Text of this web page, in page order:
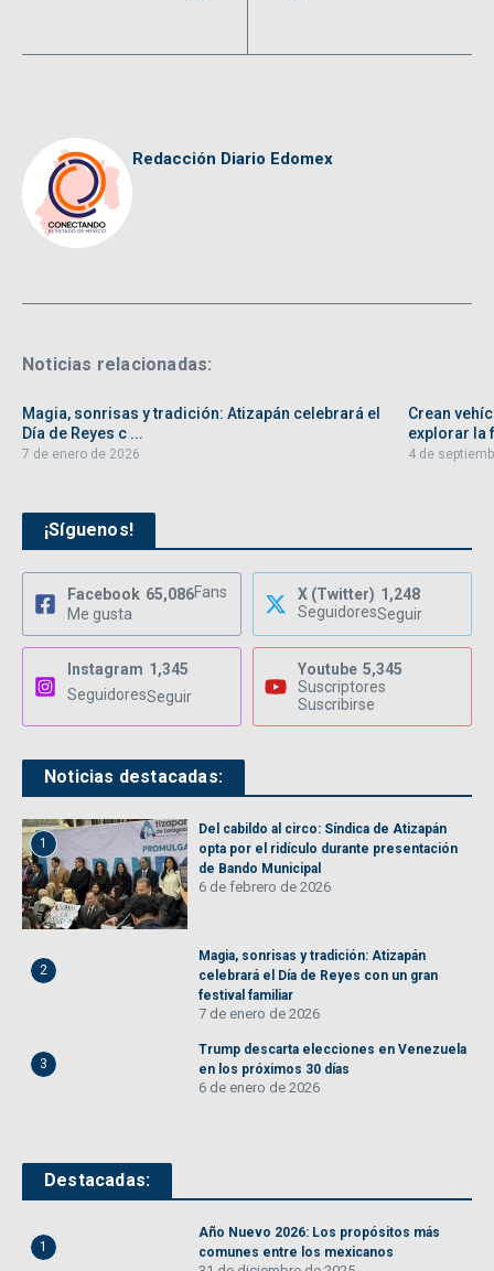
Redacción Diario Edomex
Noticias relacionadas:
Magia, sonrisas y tradición: Atizapán celebrará el
Día de Reyes c ...
7 de enero de 2026
Crean
explorar la
4 de
¡Síguenos!
Facebook 65,086Fans
Me gusta
X (Twitter) 1,248
SeguidoresSeguir
Instagram 1,345
SeguidoresSeguir
Youtube 5,345
Suscriptores
Suscribirse
Noticias destacadas:
1
Del cabildo al circo: Síndica de Atizapán
opta por el ridículo durante presentación
de Bando Municipal
6 de febrero de 2026
2
Magia, sonrisas y tradición: Atizapán
celebrará el Día de Reyes con un gran
festival familiar
7 de enero de 2026
3
Trump descarta elecciones en Venezuela
en los próximos 30 días
6 de enero de 2026
Destacadas:
1
Año Nuevo 2026: Los propósitos más
comunes entre los mexicanos